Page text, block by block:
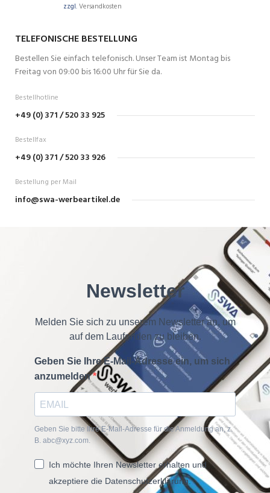
zzgl.Versandkosten
TELEFONISCHE BESTELLUNG
Bestellen Sie einfach telefonisch. Unser Team ist Montag bis
Freitag von 09:00 bis 16:00 Uhr für Sie da.
Bestellhotline
+49 (0) 371 / 520 33 925
Bestellfax
+49 (0) 371 / 520 33 926
Bestellung per Mail
info@swa-werbeartikel.de
Newsletter
Melden Sie sich zu unserem Newsletter an, um
auf dem Laufenden zu bleiben.
Geben Sie Ihre E-Mail-Adresse ein, um sich
anzumelden
Geben Sie bitte Ihre E-Mail-Adresse für die Anmeldung an, z.
B. abc@xyz.com.
Ich möchte Ihren Newsletter erhalten und
akzeptiere die Datenschutzerklärung.